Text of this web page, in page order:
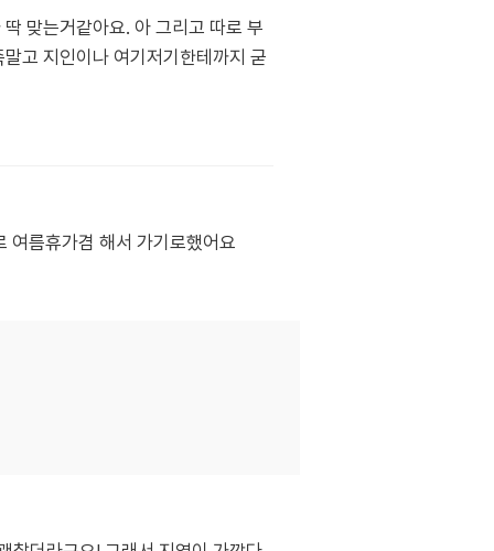
맞는거같아요. 아 그리고 따로 부
고 지인이나 여기저기한테까지 굳
여름휴가겸 해서 가기로했어요